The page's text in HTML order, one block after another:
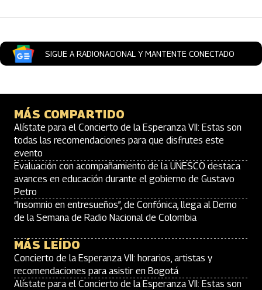
SIGUE A RADIONACIONAL Y MANTENTE CONECTADO
MÁS COMPARTIDO
Alístate para el Concierto de la Esperanza VII: Estas son
todas las recomendaciones para que disfrutes este
evento
Evaluación con acompañamiento de la UNESCO destaca
avances en educación durante el gobierno de Gustavo
Petro
“Insomnio en entresueños”, de Confónica, llega al Demo
de la Semana de Radio Nacional de Colombia
MÁS LEÍDO
Concierto de la Esperanza VII: horarios, artistas y
recomendaciones para asistir en Bogotá
Alístate para el Concierto de la Esperanza VII: Estas son